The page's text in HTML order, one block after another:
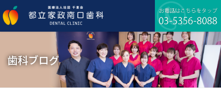
ン
テ
ビ
ゲ
移
歯科ブログ